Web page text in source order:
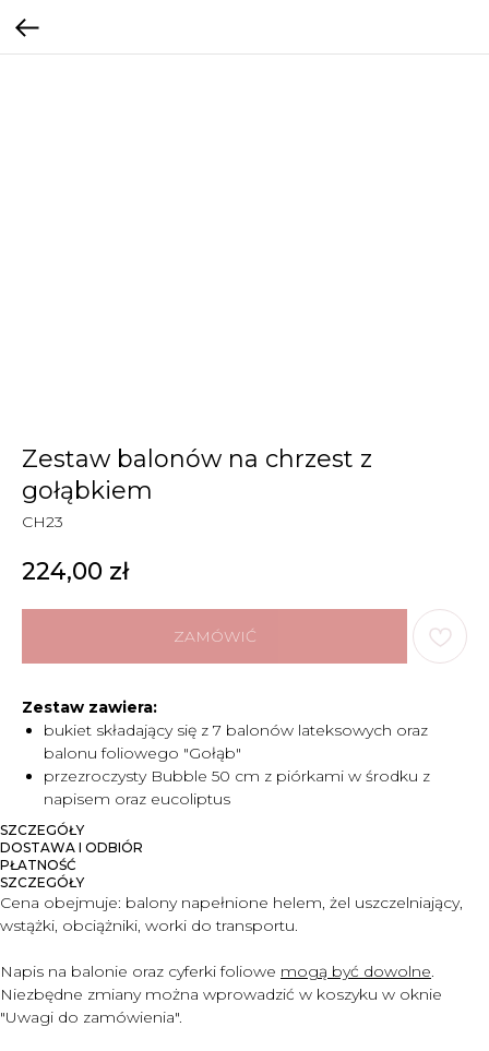
Zestaw balonów na chrzest z
gołąbkiem
CH23
224,00 zł
ZAMÓWIĆ
Zestaw zawiera:
bukiet składający się z 7 balonów lateksowych oraz
balonu foliowego "Gołąb"
przezroczysty Bubble 50 cm z piórkami w środku z
napisem oraz eucoliptus
SZCZEGÓŁY
DOSTAWA I ODBIÓR
PŁATNOŚĆ
SZCZEGÓŁY
Cena obejmuje: balony napełnione helem, żel uszczelniający,
wstążki, obciążniki, worki do transportu.
Napis na balonie oraz cyferki foliowe mogą być dowolne.
Niezbędne zmiany można wprowadzić w koszyku w oknie
"Uwagi do zamówienia".